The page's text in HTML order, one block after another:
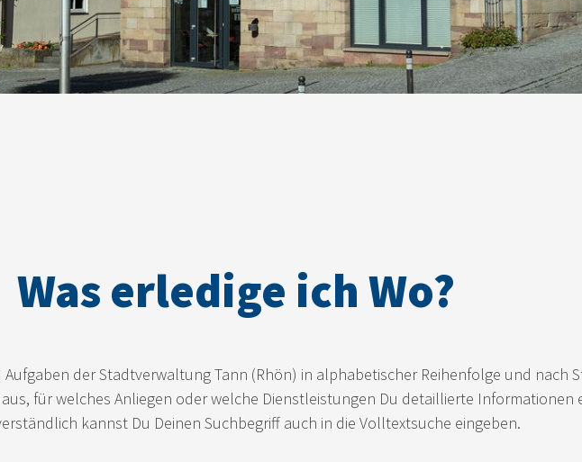
Was erledige ich Wo?
der Stadtverwaltung Tann (Rhön) in alphabetischer Reihenfolge und nach
für welches Anliegen oder welche Dienstleistungen Du detaillierte
kannst Du Deinen Suchbegriff auch in die Volltextsuche eingeben.